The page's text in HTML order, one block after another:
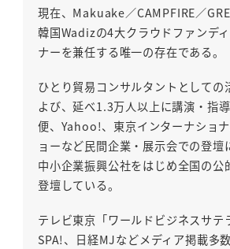
現在、Makuake／CAMPFIRE／
韓国Wadizの4大クラウドファンデ
ナーを兼任する唯一の存在である。
ひとり貿易コンサルタントとしての
よび、延べ1.3万人以上に講演・指
便、Yahoo!、東京インターナショ
ョーなど民間企業・展示会での登壇
中小企業振興公社をはじめ全国の公
登壇している。
テレビ東京「ワールドビジネスサテ
SPA!、日経MJなどメディア掲載多数